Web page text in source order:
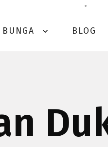
expand_more BLOG